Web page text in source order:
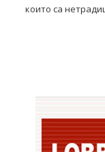
които са